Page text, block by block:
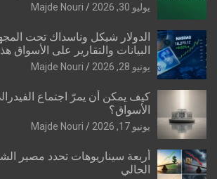
يوليو 30, 2026 Majde Nouri
الدولار شيكل وناسداك تحت
البيانات والتقارير على الأسواق
يونيو 28, 2026 Majde Nouri
كيف يمكن أن يمرّ اجتماع
الأسواق؟
يونيو 17, 2026 Majde Nouri
أربعة سيناريوهات تحدد مصير
الحالي